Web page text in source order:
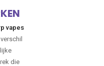
vapes
die